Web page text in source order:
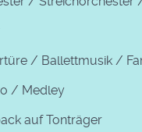
/ Ballettmusik /
/ Medley
auf Tonträger